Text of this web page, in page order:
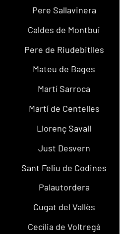
Pere Sallavinera
Caldes de Montbui
Pere de Riudebitlles
Mateu de Bages
Martí Sarroca
Martí de Centelles
Llorenç Savall
Just Desvern
Sant Feliu de Codines
Palautordera
Cugat del Vallès
Cecília de Voltregà